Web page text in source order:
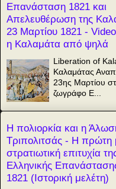
Επανάσταση 1821 και
Απελευθέρωση της
23 Μαρτίου 1821 -
η Καλαμάτα από ψηλά
Liberation of
Καλαμάτας
23ης Μαρτίου
ζωγράφο Ε...
Η πολιορκία και η
Τριπολιτσάς - Η πρώτη
στρατιωτική επιτυχία
Ελληνικής
1821 (Ιστορική μελέτη)